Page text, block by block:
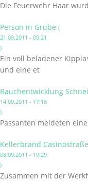
Die Feuerwehr Haar
Person in Grube (
21.09.2011 - 09:21
)
Ein voll beladener
und eine et
Rauchentwicklung
14.09.2011 - 17:16
)
Passanten meldeten
Kellerbrand Casinostraße
08.09.2011 - 19:29
)
Zusammen mit der